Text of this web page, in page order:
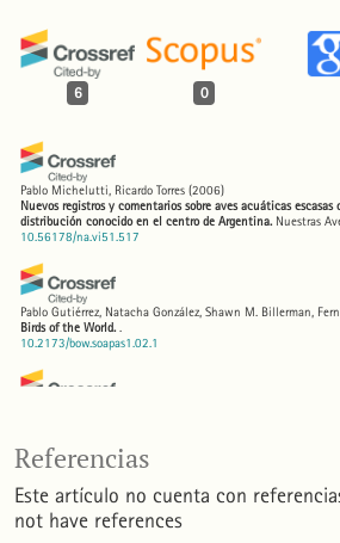
6 0
Pablo Michelutti, Ricardo Torres (2006)
Nuevos registros y comentarios sobre aves acuáticas escasas
distribución conocido en el centro de Argentina. Nuestras
10.56178/na.vi51.517
Pablo Gutiérrez, Natacha González, Shawn M. Billerman,
Birds of the World. .
10.2173/bow.soapas1.02.1
Registros novedosos para la avifauna de la provincia de
Nuestras Aves(70), 107.
Referencias
Este artículo no cuenta con
not have references